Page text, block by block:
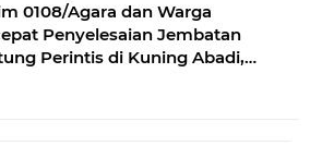
0108/Agara dan Warga
Penyelesaian Jembatan
Perintis di Kuning Abadi,